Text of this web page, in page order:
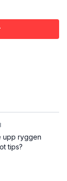
upp ryggen
tips?